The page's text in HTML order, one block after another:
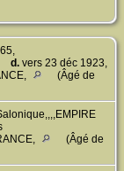
d. vers 23 déc 1923,
(Âgé de
(Âgé de